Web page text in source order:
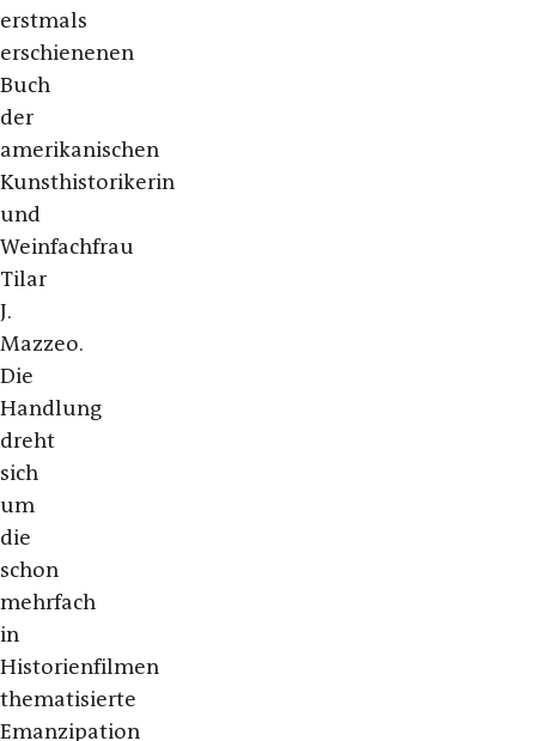
erstmals
erschienenen
Buch
der
amerikanischen
Kunsthistorikerin
und
Weinfachfrau
Tilar
J.
Mazzeo.
Die
Handlung
dreht
sich
um
die
schon
mehrfach
in
Historienfilmen
thematisierte
Emanzipation